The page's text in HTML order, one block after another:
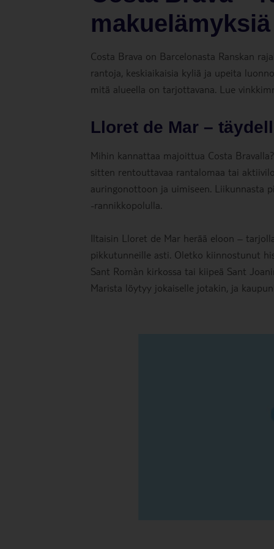
makuelämyksiä
Costa Brava on Barcelonasta Ranskan
rantoja, keskiaikaisia kyliä ja upeita
mitä alueella on tarjottavana. Lue
Lloret de Mar –
Mihin kannattaa majoittua Costa Bravalla?
sitten rentouttavaa rantalomaa tai
auringonottoon ja uimiseen. Liikunnasta
-rannikkopolulla.
Iltaisin Lloret de Mar herää eloon –
pikkutunneille asti. Oletko kiinnostunut
Sant Romàn kirkossa tai kiipeä Sant
Marista löytyy jokaiselle jotakin, ja